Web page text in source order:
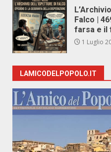
Falco |
farsa e il
1 Luglio
LAMICODELPOPOLO.IT